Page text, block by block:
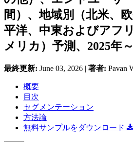
間）、地域別（北米、
平洋、中東およびアフ
メリカ）予測、2025年
最終更新: June 03, 2026 | 著者: Pavan
概要
目次
セグメンテーション
方法論
無料サンプルをダウンロード